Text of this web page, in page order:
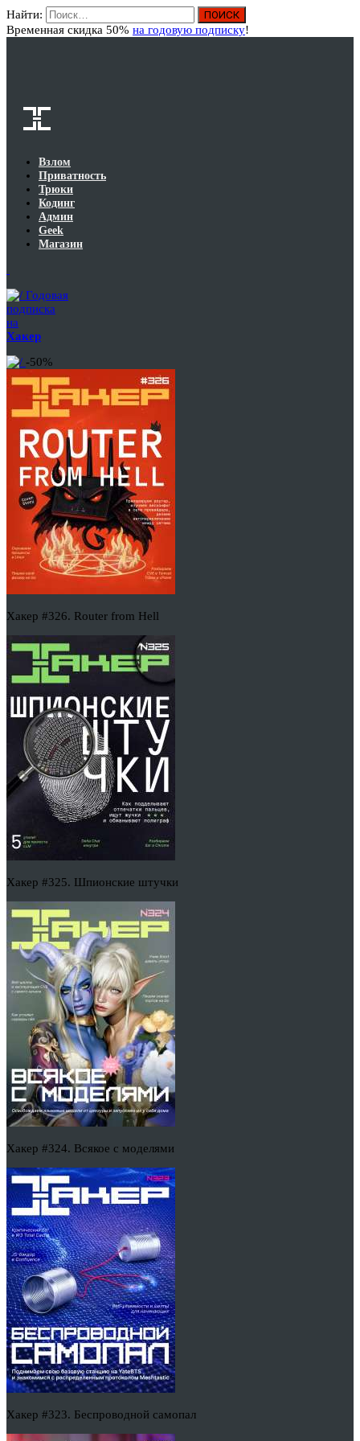
Найти:
Временная скидка 50% на годовую подписку!
Взлом
Приватность
Трюки
Кодинг
Админ
Geek
Магазин
Годовая
подписка
на
Хакер
-50%
Хакер #326. Router from Hell
Хакер #325. Шпионские штучки
Хакер #324. Всякое с моделями
Хакер #323. Беспроводной самопал